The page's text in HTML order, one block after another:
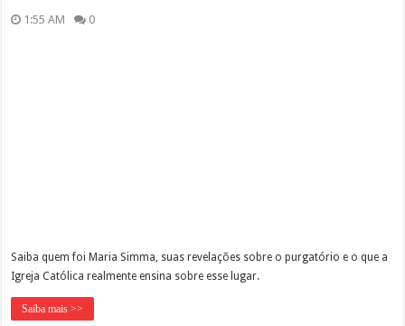
1:55 AM 0
Saiba quem foi Maria Simma, suas revelações sobre o purgatório e o que a
Igreja Católica realmente ensina sobre esse lugar.
Saiba mais >>